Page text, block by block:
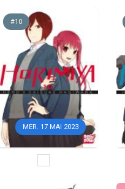
MER. 17 MAI 2023
#10